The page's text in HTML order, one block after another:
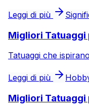
Leggi di più
Migliori Tatuaggi
Tatuaggi che
Leggi di più
Migliori